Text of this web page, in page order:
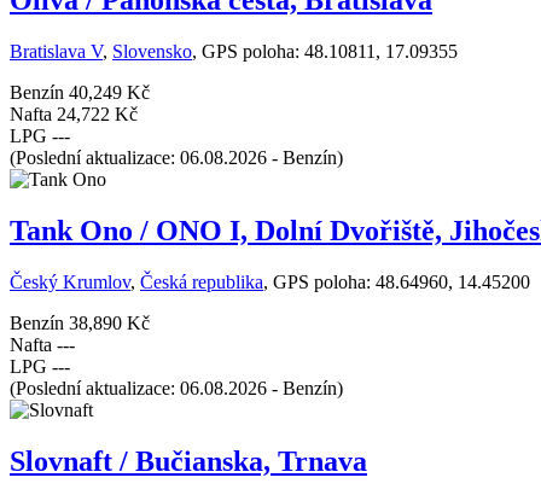
Bratislava V, Slovensko, GPS poloha: 48.10811, 17.09355
Benzín 40,249 Kč
Nafta 24,722 Kč
LPG ---
(Poslední aktualizace: 06.08.2026 - Benzín)
Tank Ono / ONO I, Dolní Dvořiště,
Český Krumlov, Česká republika, GPS poloha: 48.64960, 14.45200
Benzín 38,890 Kč
Nafta ---
LPG ---
(Poslední aktualizace: 06.08.2026 - Benzín)
Slovnaft / Bučianska, Trnava